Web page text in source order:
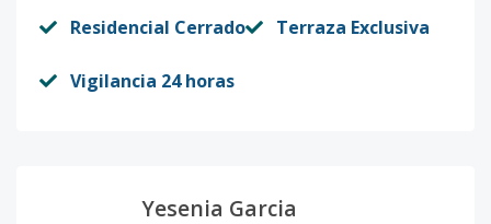
Residencial Cerrado Terraza Exclusiva
Vigilancia 24 horas
Yesenia Garcia